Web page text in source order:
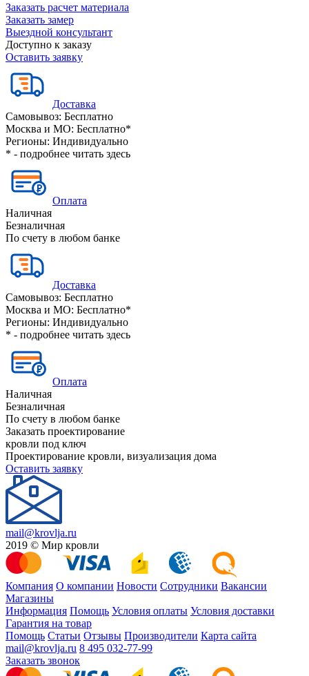
Заказать расчет материала
Заказать замер
Выездной консультант
Доступно к заказу
Оставить заявку
Доставка
Самовывоз: Бесплатно
Москва и МО: Бесплатно*
Регионы: Индивидуально
* - подробнее читать здесь
Оплата
Наличная
Безналичная
По счету в любом банке
Доставка
Самовывоз: Бесплатно
Москва и МО: Бесплатно*
Регионы: Индивидуально
* - подробнее читать здесь
Оплата
Наличная
Безналичная
По счету в любом банке
Заказать проектирование
кровли под ключ
Проектирование кровли, визуализация дома
Оставить заявку
mail@krovlja.ru
2019 © Мир кровли
Компания О компании Новости Сотрудники Вакансии
Магазины
Информация Помощь Условия оплаты Условия доставки
Гарантия на товар
Помощь Статьи Отзывы Производители Карта сайта
mail@krovlja.ru 8 495 032-77-99
Заказать звонок